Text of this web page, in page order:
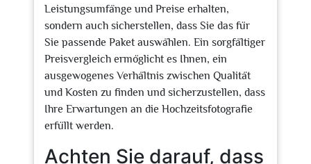
Leistungsumfänge und Preise erhalten,
sondern auch sicherstellen, dass Sie das für
Sie passende Paket auswählen. Ein sorgfältiger
Preisvergleich ermöglicht es Ihnen, ein
ausgewogenes Verhältnis zwischen Qualität
und Kosten zu finden und sicherzustellen, dass
Ihre Erwartungen an die Hochzeitsfotografie
erfüllt werden.
Achten Sie darauf, dass